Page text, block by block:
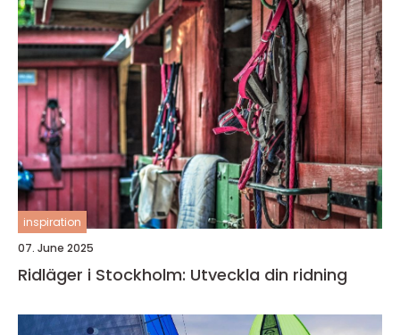
inspiration
07. June 2025
Ridläger i Stockholm: Utveckla din ridning